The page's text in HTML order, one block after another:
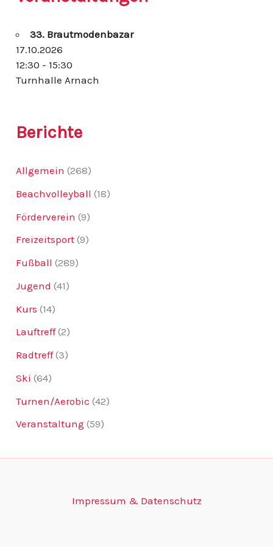
a
c
h
33. Brautmodenbazar
17.10.2026
12:30 - 15:30
Turnhalle Arnach
Berichte
Allgemein (268)
Beachvolleyball (18)
Förderverein (9)
Freizeitsport (9)
Fußball (289)
Jugend (41)
Kurs (14)
Lauftreff(2)
Radtreff(3)
Ski (64)
Turnen/Aerobic (42)
Veranstaltung (59)
Impressum & Datenschutz